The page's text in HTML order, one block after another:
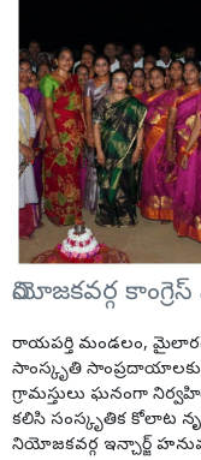
నియోజకవర్గ
రాయపర్తి మండలం,
సాంస్కృతి సాంప్రదాయాలకు
గ్రామస్తులు ఘనంగా
కలిసి సంస్కృతిక కోలాట
నియోజకవర్గ ఇన్చార్జ్